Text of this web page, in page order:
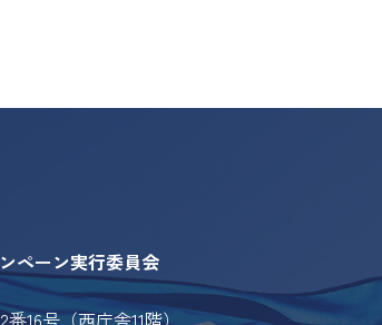
ペーン実行委員会
16号（西庁舎11階）